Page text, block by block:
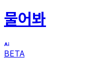
물어봐
BETA